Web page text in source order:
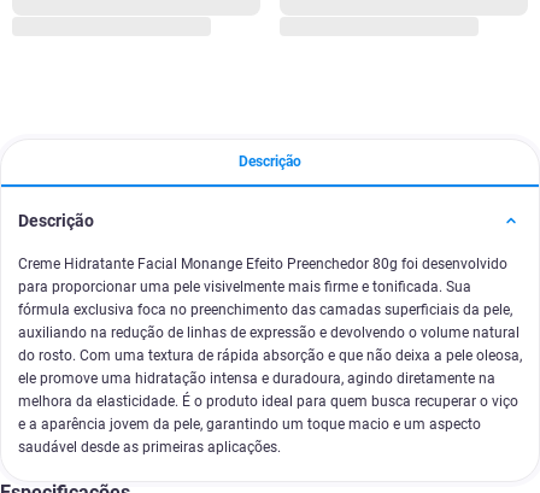
Descrição
Descrição
Creme Hidratante Facial Monange Efeito Preenchedor 80g foi desenvolvido
para proporcionar uma pele visivelmente mais firme e tonificada. Sua
fórmula exclusiva foca no preenchimento das camadas superficiais da pele,
auxiliando na redução de linhas de expressão e devolvendo o volume natural
do rosto. Com uma textura de rápida absorção e que não deixa a pele oleosa,
ele promove uma hidratação intensa e duradoura, agindo diretamente na
melhora da elasticidade. É o produto ideal para quem busca recuperar o viço
e a aparência jovem da pele, garantindo um toque macio e um aspecto
saudável desde as primeiras aplicações.